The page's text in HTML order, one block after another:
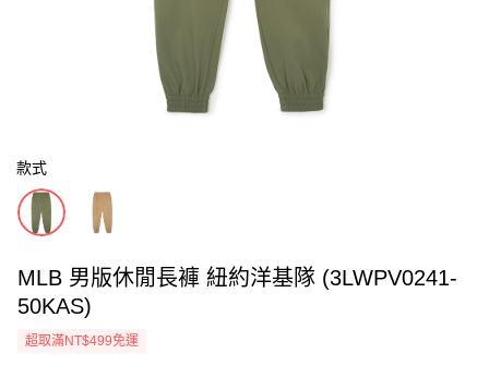
款式
MLB 男版休閒長褲 紐約洋基隊 (3LWPV0241-
50KAS)
超取滿NT$499免運